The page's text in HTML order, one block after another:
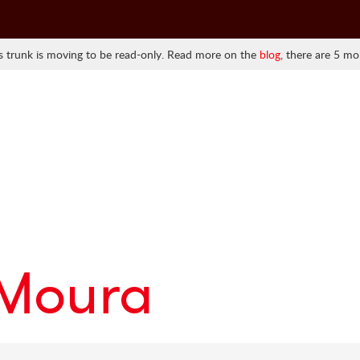
trunk is moving to be read-only. Read more on the blog, there are 5